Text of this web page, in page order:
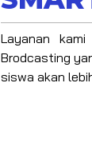
Layanan
Brodcasting
siswa akan